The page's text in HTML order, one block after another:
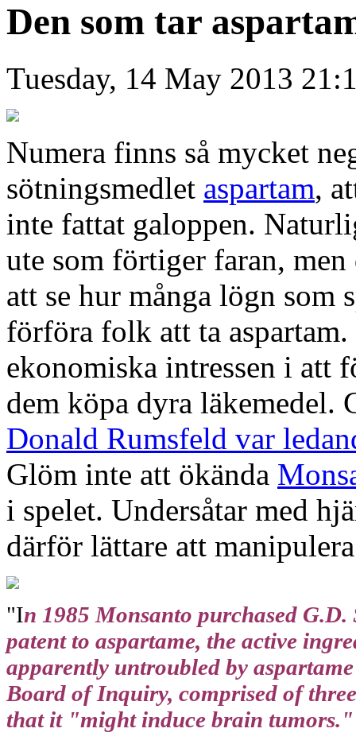
Den som tar
Tuesday, 14 May 2013
Numera finns så mycket
sötningsmedlet aspartam,
inte fattat galoppen.
ute som förtiger faran,
att se hur många lögn som
förföra folk att ta
ekonomiska intressen i att
dem köpa dyra läkemedel.
Donald Rumsfeld var
Glöm inte att ökända
i spelet. Undersåtar med
därför lättare att
"In 1985 Monsanto purchased
patent to aspartame, the active
apparently untroubled by
Board of Inquiry, comprised of
that it "might induce brain tumors."